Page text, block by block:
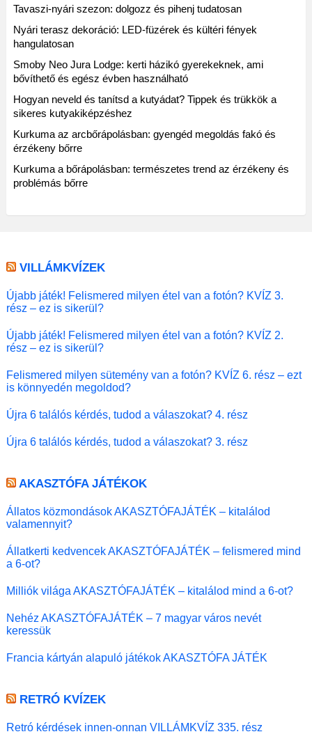
Tavaszi-nyári szezon: dolgozz és pihenj tudatosan
Nyári terasz dekoráció: LED-füzérek és kültéri fények
hangulatosan
Smoby Neo Jura Lodge: kerti házikó gyerekeknek, ami
bővíthető és egész évben használható
Hogyan neveld és tanítsd a kutyádat? Tippek és trükkök a
sikeres kutyakiképzéshez
Kurkuma az arcbőrápolásban: gyengéd megoldás fakó és
érzékeny bőrre
Kurkuma a bőrápolásban: természetes trend az érzékeny és
problémás bőrre
VILLÁMKVÍZEK
Újabb játék! Felismered milyen étel van a fotón? KVÍZ 3.
rész – ez is sikerül?
Újabb játék! Felismered milyen étel van a fotón? KVÍZ 2.
rész – ez is sikerül?
Felismered milyen sütemény van a fotón? KVÍZ 6. rész – ezt
is könnyedén megoldod?
Újra 6 találós kérdés, tudod a válaszokat? 4. rész
Újra 6 találós kérdés, tudod a válaszokat? 3. rész
AKASZTÓFA JÁTÉKOK
Állatos közmondások AKASZTÓFAJÁTÉK – kitalálod
valamennyit?
Állatkerti kedvencek AKASZTÓFAJÁTÉK – felismered mind
a 6-ot?
Milliók világa AKASZTÓFAJÁTÉK – kitalálod mind a 6-ot?
Nehéz AKASZTÓFAJÁTÉK – 7 magyar város nevét
keressük
Francia kártyán alapuló játékok AKASZTÓFA JÁTÉK
RETRÓ KVÍZEK
Retró kérdések innen-onnan VILLÁMKVÍZ 335. rész